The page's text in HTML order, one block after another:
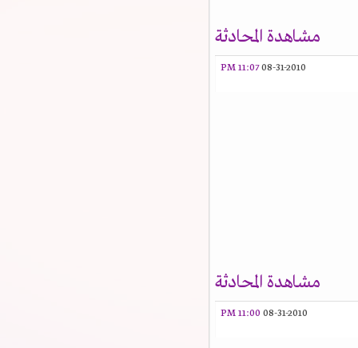
مشاهدة المحادثة
08-31-2010
11:07 PM
مشاهدة المحادثة
08-31-2010
11:00 PM